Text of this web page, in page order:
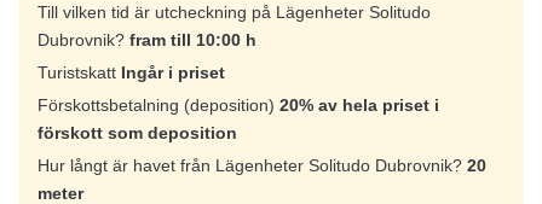
Till vilken tid är utcheckning på Lägenheter Solitudo
Dubrovnik? fram till 10:00 h
Turistskatt Ingår i priset
Förskottsbetalning (deposition) 20% av hela priset i
förskott som deposition
Hur långt är havet från Lägenheter Solitudo Dubrovnik? 20
meter